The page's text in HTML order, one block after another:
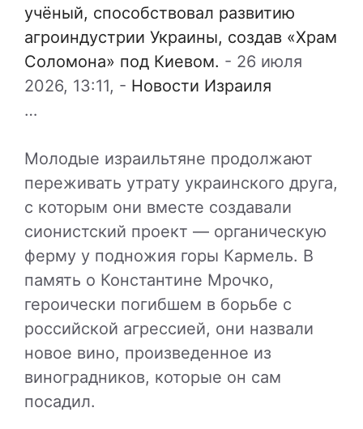
учёный, способствовал развитию
агроиндустрии Украины, создав «Храм
Соломона» под Киевом. - 26 июля
2026, 13:11, - Новости Израиля
…
Молодые израильтяне продолжают
переживать утрату украинского друга,
с которым они вместе создавали
сионистский проект — органическую
ферму у подножия горы Кармель. В
память о Константине Мрочко,
героически погибшем в борьбе с
российской агрессией, они назвали
новое вино, произведенное из
виноградников, которые он сам
посадил.